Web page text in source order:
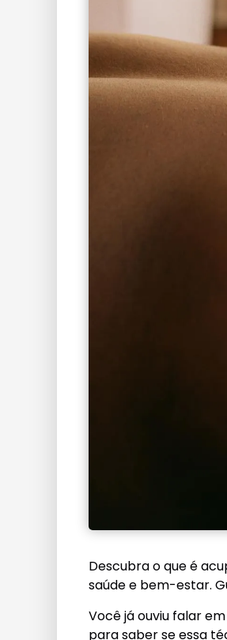
Descubra o que é
saúde e bem-estar.
Você já ouviu falar
para saber se essa